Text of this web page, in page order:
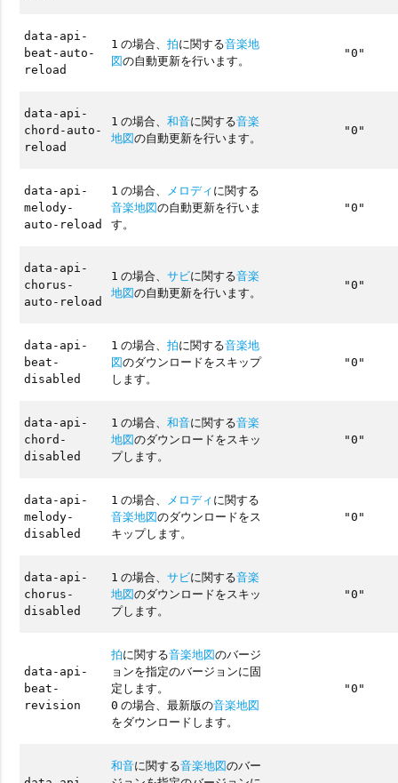
data-api-
beat-auto-
reload
1 の場合、拍に関する音楽地
図の自動更新を行います。
"0"
data-api-
chord-auto-
reload
1 の場合、和音に関する音楽
地図の自動更新を行います。
"0"
data-api-
melody-
auto-reload
1 の場合、 メロディに関する
音楽地図の自動更新を行いま
す。
"0"
data-api-
chorus-
auto-reload
1 の場合、サビに関する音楽
地図の自動更新を行います。
"0"
data-api-
beat-
disabled
1 の場合、拍に関する音楽地
図のダウンロードをスキップ
します。
"0"
data-api-
chord-
disabled
1 の場合、和音に関する音楽
地図のダウンロードをスキッ
プします。
"0"
data-api-
melody-
disabled
1 の場合、 メロディに関する
音楽地図のダウンロードをス
キップします。
"0"
data-api-
chorus-
disabled
1 の場合、サビに関する音楽
地図のダウンロードをスキッ
プします。
"0"
data-api-
beat-
revision
拍に関する音楽地図のバージ
ョンを指定のバージョンに固
定します。
0 の場合、最新版の音楽地図
をダウンロードします。
"0"
和音に関する音楽地図のバー